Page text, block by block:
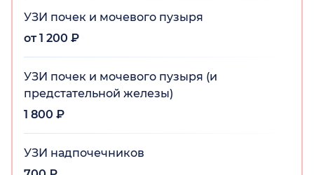
УЗИ почек и мочевого пузыря
от 1 200 ₽
УЗИ почек и мочевого пузыря (и
предстательной железы)
1 800 ₽
УЗИ надпочечников